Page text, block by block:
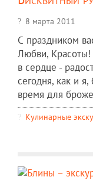
8 марта 2011
С праздником
Любви, Красоты!
в сердце -
сегодня, как и
время для
Кулинарные